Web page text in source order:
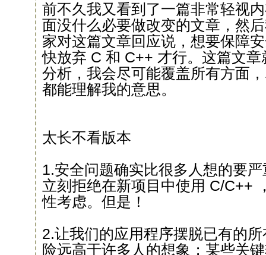
前不久我又看到了一篇非常轻视
面没什么必要做改变的文章，然
家对这篇文章回应说，想要保障
快放弃 C 和 C++ 才行。这篇文
分析，我会尽可能覆盖所有方面
都能理解我的意思。
太长不看版本
1.安全问题确实比很多人想的要
立刻拒绝在新项目中使用 C/C++
性考虑。但是！
2.让我们的应用程序摆脱已有的
险远高于许多人的想象；某些关